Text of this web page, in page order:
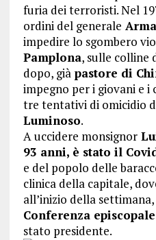
furia dei terroristi. Nel
ordini del generale
impedire lo sgombero
Pamplona, sulle colline
dopo, giàpastore di
impegno per i giovani e
tre tentativi di omicidio
Luminoso.
A uccidere monsignor
93 anni, è stato il
e del popolo delle
clinica della capitale,
all’inizio della
Conferenza
stato presidente.